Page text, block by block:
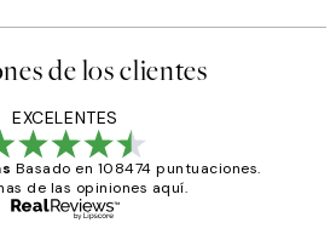
de los clientes
EXCELENTES
Basado en 108474 puntuaciones.
de las opiniones aquí.